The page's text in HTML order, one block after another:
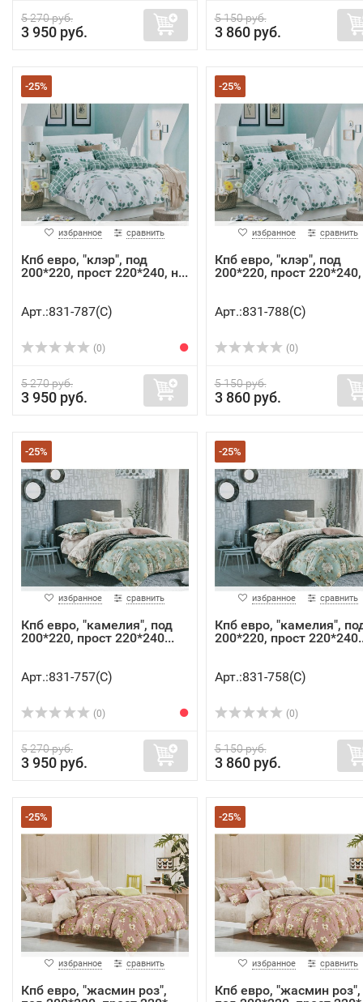
5 270 руб.
3 950 руб.
5 150 руб.
3 860 руб.
-25%
избранное сравнить
Кпб евро, "клэр", под
200*220, прост 220*240, н...
Арт.:831-787(C)
(0)
5 270 руб.
3 950 руб.
-25%
избранное сравнить
Кпб евро, "клэр", под
200*220, прост 220*240,
Арт.:831-788(C)
(0)
5 150 руб.
3 860 руб.
-25%
избранное сравнить
Кпб евро, "камелия", под
200*220, прост 220*240...
Арт.:831-757(C)
(0)
5 270 руб.
3 950 руб.
-25%
избранное сравнить
Кпб евро, "камелия",
200*220, прост
Арт.:831-758(C)
(0)
5 150 руб.
3 860 руб.
-25%
избранное сравнить
Кпб евро, "жасмин роз",
-25%
избранное сравнить
Кпб евро, "жасмин роз",